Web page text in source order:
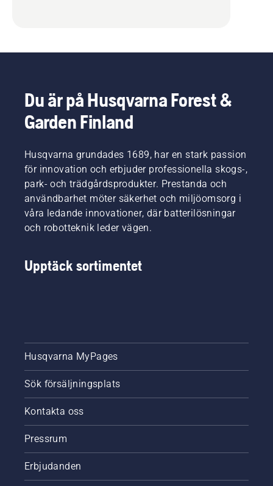
Du är på Husqvarna Forest &
Garden Finland
Husqvarna grundades 1689, har en stark passion
för innovation och erbjuder professionella skogs-,
park- och trädgårdsprodukter. Prestanda och
användbarhet möter säkerhet och miljöomsorg i
våra ledande innovationer, där batterilösningar
och robotteknik leder vägen.
Upptäck sortimentet
Husqvarna MyPages
Sök försäljningsplats
Kontakta oss
Pressrum
Erbjudanden